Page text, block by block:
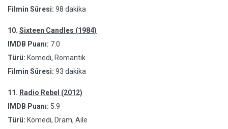
Filmin Süresi: 98 dakika
10. Sixteen Candles (1984)
IMDB Puanı: 7.0
Türü: Komedi, Romantik
Filmin Süresi: 93 dakika
11. Radio Rebel (2012)
IMDB Puanı: 5.9
Türü: Komedi, Dram, Aile